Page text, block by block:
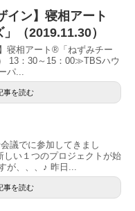
イン】寝相アート
（2019.11.30）
寝相アート®「ねずみチー
13：30～15：00≫TBSハウ
パ...
事を読む
議でに参加してきまし
しい１つのプロジェクトが始
が、、、♪ 昨日...
事を読む